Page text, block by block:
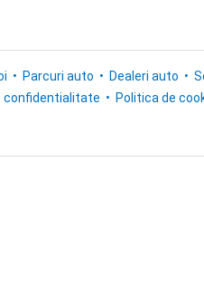
Parcuri auto Dealeri auto
confidentialitate Politica de